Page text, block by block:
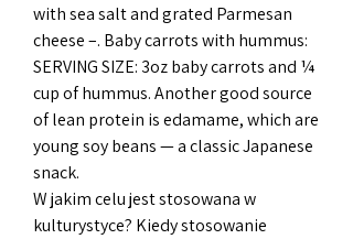
with sea salt and grated Parmesan
cheese –. Baby carrots with hummus:
SERVING SIZE: 3oz baby carrots and ¼
cup of hummus. Another good source
of lean protein is edamame, which are
young soy beans — a classic Japanese
snack.
W jakim celu jest stosowana w
kulturystyce? Kiedy stosowanie